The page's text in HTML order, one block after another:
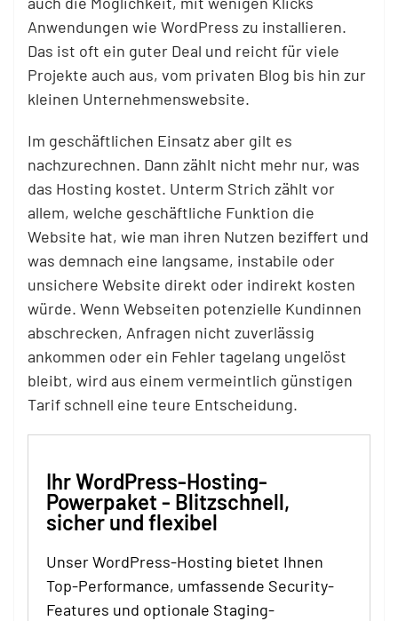
Anwendungen wie WordPress zu installieren.
Das ist oft ein guter Deal und reicht für viele
Projekte auch aus, vom privaten Blog bis hin zur
kleinen Unternehmenswebsite.
Im geschäftlichen Einsatz aber gilt es
nachzurechnen. Dann zählt nicht mehr nur, was
das Hosting kostet. Unterm Strich zählt vor
allem, welche geschäftliche Funktion die
Website hat, wie man ihren Nutzen beziffert und
was demnach eine langsame, instabile oder
unsichere Website direkt oder indirekt kosten
würde. Wenn Webseiten potenzielle Kundinnen
abschrecken, Anfragen nicht zuverlässig
ankommen oder ein Fehler tagelang ungelöst
bleibt, wird aus einem vermeintlich günstigen
Tarif schnell eine teure Entscheidung.
Ihr WordPress-Hosting-
Powerpaket - Blitzschnell,
sicher und flexibel
Unser WordPress-Hosting bietet Ihnen
Top-Performance, umfassende Security-
Features und optionale Staging-